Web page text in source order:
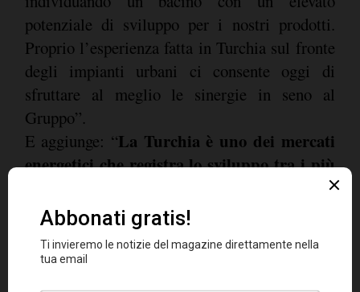
potenziale di sviluppo per i nostri prodotti.
Proprio l’esperienza fatta in Turchia sul fronte
degli impianti urbani ci consente oggi di
sfruttare al meglio le sinergie in seno al
Gruppo”.
E aggiunge: “La Turchia è uno dei mercati
energetici che registra lo sviluppo tra i più
veloci in tutto il mondo, grazie ad una forte
crescita economica, che cresce mediamente
del 4/5% ogni anno, e alle favorevoli politiche
governative, molto attente al tema della